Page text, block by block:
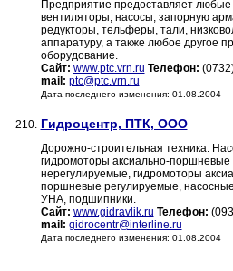
Предприятие предоставляет любые
вентиляторы, насосы, запорную
редукторы, тельферы, тали,
аппаратуру, а также любое другое
оборудование.
Сайт: www.ptc.vrn.ru Телефон:
mail: ptc@ptc.vrn.ru
Дата последнего изменения: 01.08.2004
210. Гидроцентр, ПТК, ООО
Дорожно-строительная техника.
гидромоторы аксиально-поршневые
нерегулируемые, гидромоторы
поршневые регулируемые,
УНА, подшипники.
Сайт: www.gidravlik.ru Телефон:
mail: gidrocentr@interline.ru
Дата последнего изменения: 01.08.2004